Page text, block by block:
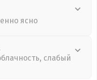
ясно
слабый